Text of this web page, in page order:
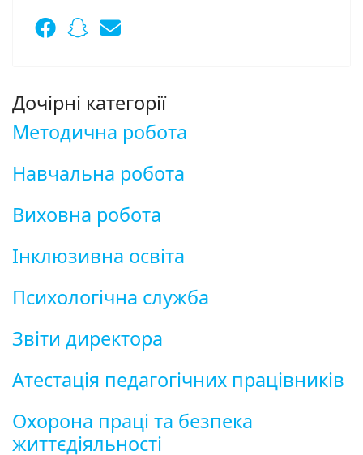
Дочірні категорії
Методична робота
Навчальна робота
Виховна робота
Інклюзивна освіта
Психологічна служба
Звіти директора
Атестація педагогічних працівників
Охорона праці та безпека
життєдіяльності